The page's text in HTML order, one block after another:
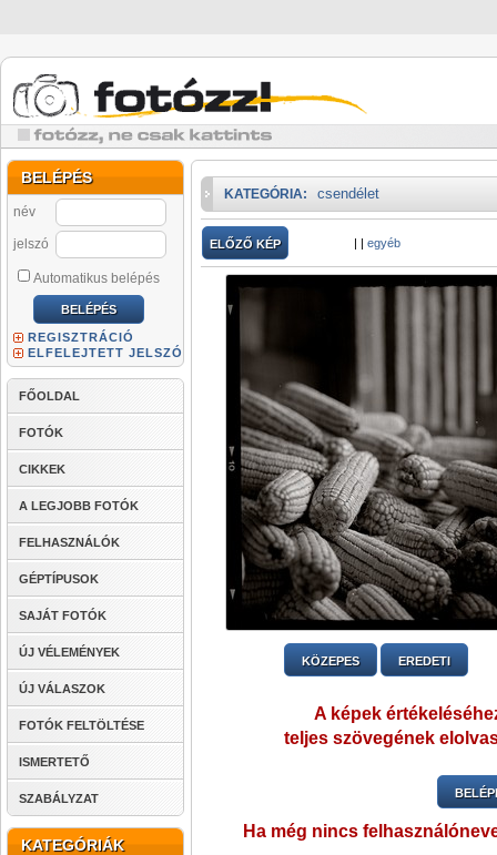
BELÉPÉS
név
jelszó
Automatikus belépés
REGISZTRÁCIÓ
ELFELEJTETT JELSZÓ
FŐOLDAL
FOTÓK
CIKKEK
A LEGJOBB FOTÓK
FELHASZNÁLÓK
GÉPTÍPUSOK
SAJÁT FOTÓK
ÚJ VÉLEMÉNYEK
ÚJ VÁLASZOK
FOTÓK FELTÖLTÉSE
ISMERTETŐ
SZABÁLYZAT
KATEGÓRIÁK
KATEGÓRIA: csendélet
ELŐZŐ KÉP | | egyéb
KÖZEPES EREDETI
A képek
teljes szövegének
Ha még nincs